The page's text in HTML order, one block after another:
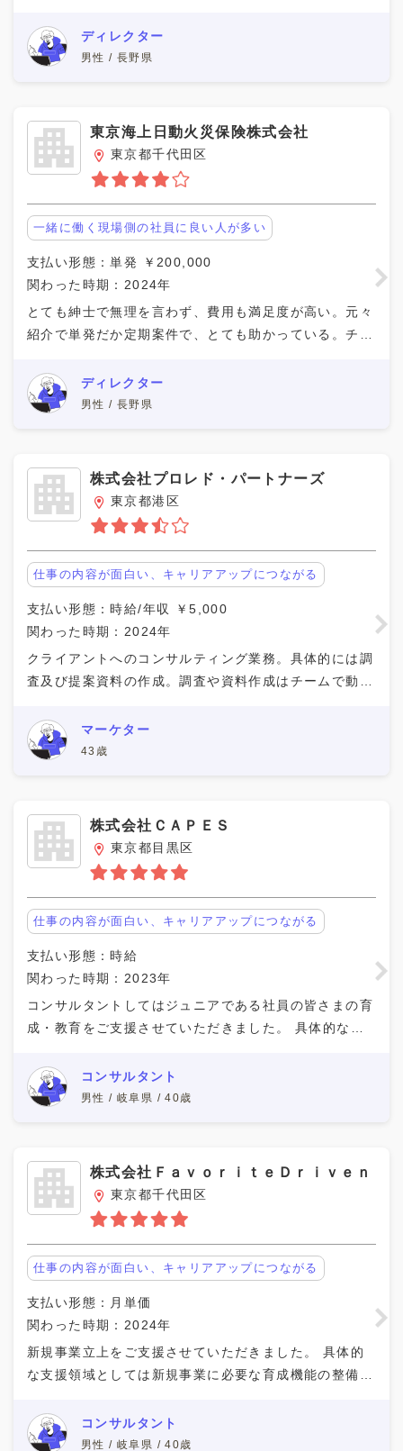
たいと思える人たちだった。ただ大企業なので、色々と
ディレクター
男性 / 長野県
東京海上日動火災保険株式会社
東京都千代田区
一緒に働く現場側の社員に良い人が多い
支払い形態：単発 ￥200,000
関わった時期：2024年
とても紳士で無理を言わず、費用も満足度が高い。元々
紹介で単発だか定期案件で、とても助かっている。チェ
良い付き合いをしていきたい。支払いもスムーズでとて
ディレクター
男性 / 長野県
株式会社プロレド・パートナーズ
東京都港区
仕事の内容が面白い、キャリアアップにつながる
支払い形態：時給/年収 ￥5,000
関わった時期：2024年
クライアントへのコンサルティング業務。具体的には調
査及び提案資料の作成。調査や資料作成はチームで動く
作業は分業性のため、効率よく進めることができま
マーケター
43歳
株式会社ＣＡＰＥＳ
東京都目黒区
仕事の内容が面白い、キャリアアップにつながる
支払い形態：時給
関わった時期：2023年
コンサルタントしてはジュニアである社員の皆さまの育
成・教育をご支援させていただきました。 具体的な支
ル研修の実施です。 具体的な支援内容としては、以下
コンサルタント
男性 / 岐阜県 / 40歳
株式会社ＦａｖｏｒｉｔｅＤｒｉｖｅｎ
東京都千代田区
仕事の内容が面白い、キャリアアップにつながる
支払い形態：月単価
関わった時期：2024年
新規事業立上をご支援させていただきました。 具体的
な支援領域としては新規事業に必要な育成機能の整備で
育成スキル整理 ・育成コンテンツ設計／作成 ・O
コンサルタント
男性 / 岐阜県 / 40歳